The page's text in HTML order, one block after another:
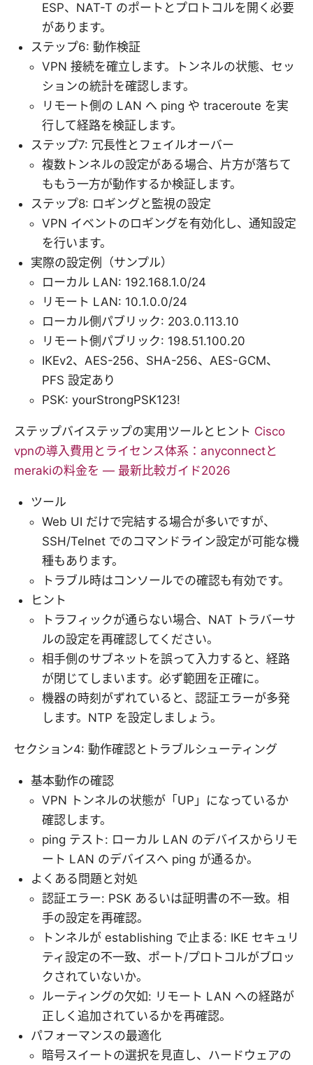
ESP、NAT-T のポートとプロトコルを開く必要
があります。
ステップ6: 動作検証
VPN 接続を確立します。トンネルの状態、セッ
ションの統計を確認します。
リモート側の LAN へ ping や traceroute を実
行して経路を検証します。
ステップ7: 冗長性とフェイルオーバー
複数トンネルの設定がある場合、片方が落ちて
ももう一方が動作するか検証します。
ステップ8: ロギングと監視の設定
VPN イベントのロギングを有効化し、通知設定
を行います。
実際の設定例（サンプル）
ローカル LAN: 192.168.1.0/24
リモート LAN: 10.1.0.0/24
ローカル側パブリック: 203.0.113.10
リモート側パブリック: 198.51.100.20
IKEv2、AES-256、SHA-256、AES-GCM、
PFS 設定あり
PSK: yourStrongPSK123!
ステップバイステップの実用ツールとヒント Cisco
vpnの導入費用とライセンス体系：anyconnectと
merakiの料金を — 最新比較ガイド2026
ツール
Web UI だけで完結する場合が多いですが、
SSH/Telnet でのコマンドライン設定が可能な機
種もあります。
トラブル時はコンソールでの確認も有効です。
ヒント
トラフィックが通らない場合、NAT トラバーサ
ルの設定を再確認してください。
相手側のサブネットを誤って入力すると、経路
が閉じてしまいます。必ず範囲を正確に。
機器の時刻がずれていると、認証エラーが多発
します。NTP を設定しましょう。
セクション4: 動作確認とトラブルシューティング
基本動作の確認
VPN トンネルの状態が「UP」になっているか
確認します。
ping テスト: ローカル LAN のデバイスからリモ
ート LAN のデバイスへ ping が通るか。
よくある問題と対処
認証エラー: PSK あるいは証明書の不一致。相
手の設定を再確認。
トンネルが establishing で止まる: IKE セキュリ
ティ設定の不一致、ポート/プロトコルがブロッ
クされていないか。
ルーティングの欠如: リモート LAN への経路が
正しく追加されているかを再確認。
パフォーマンスの最適化
暗号スイートの選択を見直し、ハードウェアの